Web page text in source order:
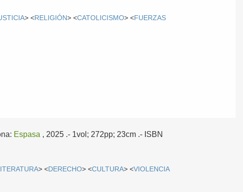
> <RELIGIÓN> <CATOLICISMO> <FUERZAS
Espasa , 2025 .- 1vol; 272pp; 23cm .- ISBN
> <DERECHO> <CULTURA> <VIOLENCIA